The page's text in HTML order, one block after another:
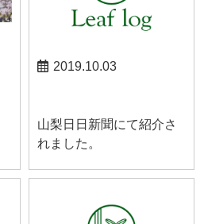
2019.10.03
山梨日日新聞にて紹介さ
れました。